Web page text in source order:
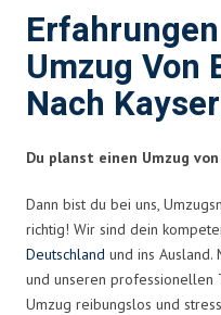
Umzug Von
Nach
Du planst einen Umzug
Dann bist du bei uns,
richtig! Wir sind dein
Deutschland und ins
und unseren professionellen
Umzug reibungslos und